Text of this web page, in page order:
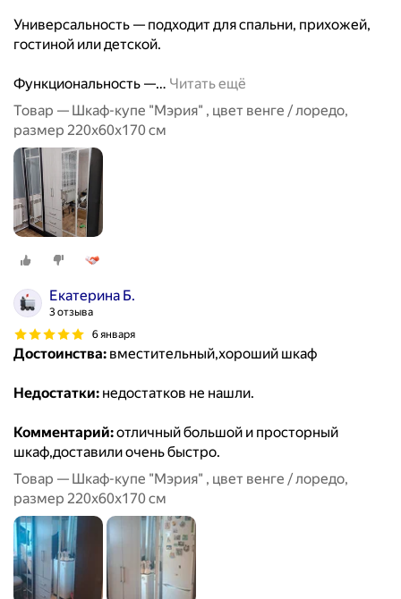
Универсальность — подходит для спальни, прихожей,
гостиной или детской.
Функциональность —… Читать ещё
Товар — Шкаф-купе "Мэрия" , цвет венге / лоредо,
размер 220х60х170 см
Екатерина Б.
3 отзыва
6 января
Достоинства: вместительный,хороший шкаф
Недостатки: недостатков не нашли.
Комментарий:отличный большой и просторный
шкаф,доставили очень быстро.
Товар — Шкаф-купе "Мэрия" , цвет венге / лоредо,
размер 220х60х170 см